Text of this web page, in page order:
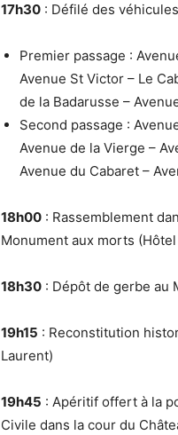
17h30 : Défilé des
Premier passage :
Avenue St Victor – Le
de la Badarusse –
Second passage :
Avenue de la Vierge –
Avenue du Cabaret –
18h00 : Rassemblement
Monument aux morts
18h30 : Dépôt de gerbe au
19h15 : Reconstitution
Laurent)
19h45 : Apéritif offert à la
Civile dans la cour du